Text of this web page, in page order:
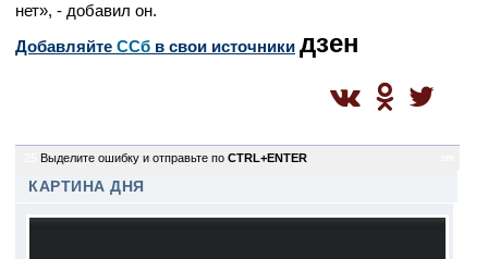
нет», - добавил он.
Добавляйте CСб в свои источники дзен
Выделите ошибку и отправьте по CTRL+ENTER
КАРТИНА ДНЯ